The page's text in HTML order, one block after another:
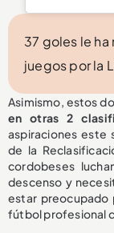
37 goles le ha
juegos por la
Asimismo, estos
en otras 2
aspiraciones este
de la
cordobeses
descenso y
estar preocupado
fútbol profesional